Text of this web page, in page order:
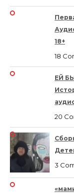
18+
18
ЕЙ
20
3